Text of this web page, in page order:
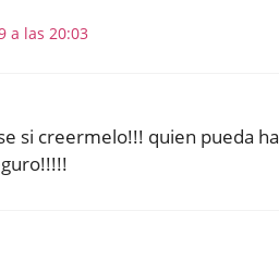
a las 20:03
si creermelo!!! quien pueda